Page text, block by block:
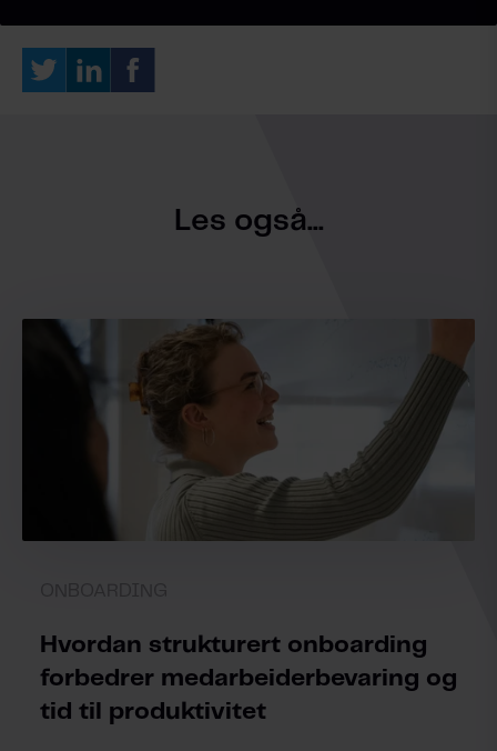
Les også...
Hvordan strukturert onboarding
forbedrer medarbeiderbevaring og
tid til produktivitet